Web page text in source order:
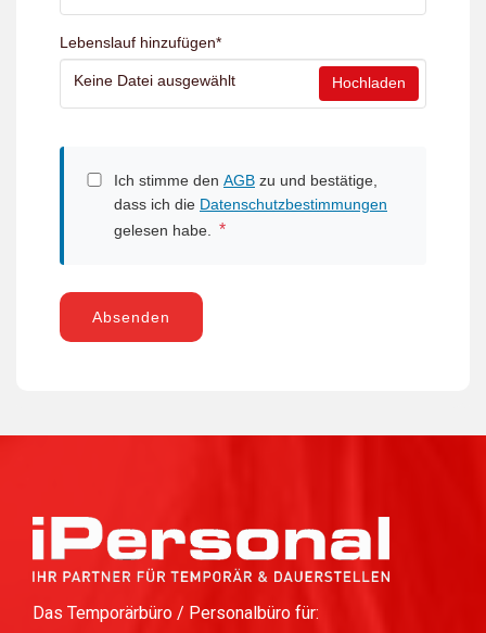
Lebenslauf hinzufügen*
Keine Datei ausgewählt Hochladen
Ich stimme den AGB zu und bestätige,
dass ich die Datenschutzbestimmungen
gelesen habe.
*
Absenden
Das Temporärbüro / Personalbüro für: